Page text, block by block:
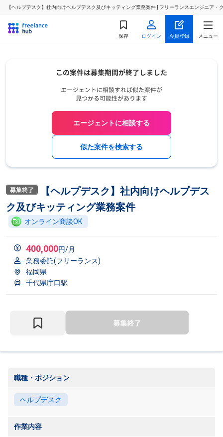
【ヘルプデスク】社内向けヘルプデスク及びキッティング業務案件 | フリーランスエンジニア・
保存 ログイン 会員登録 メニュー
エージェントに相談する
似た案件を検索する
【ヘルプデスク】社内向けヘルプデス
ク及びキッティング業務案件
オンライン商談OK
400,000円/月
業務委託(フリーランス)
福岡県
千代県庁口駅
職種・ポジション
ヘルプデスク
作業内容